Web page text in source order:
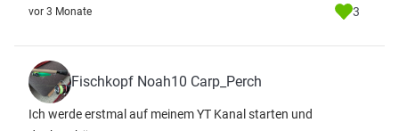
vor 3 Monate 3
Fischkopf Noah10 Carp_Perch
Ich werde erstmal auf meinem YT Kanal starten und